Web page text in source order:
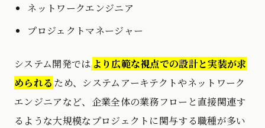
ネットワークエンジニア
プロジェクトマネージャー
システム開発ではより広範な視点での設計と実装が求
められるため、システムアーキテクトやネットワーク
エンジニアなど、企業全体の業務フローと直接関連す
るような大規模なプロジェクトに関与する職種が多い